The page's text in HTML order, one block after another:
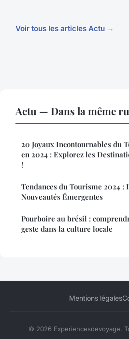
Voir tous les articles Actu →
Actu — Dans la même
20 Joyaux Incontournables du
en 2024 : Explorez les
!
Tendances du Tourisme 2024 :
Nouveautés Émergentes
Pourboire au brésil :
geste dans la culture locale
Mentions légales
© 2026 Experiencesdevoyage.